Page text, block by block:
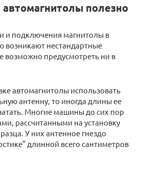
автомагнитолы полезно
и подключения магнитолы в
возникают нестандартные
возможно предусмотреть ни в
автомагнитолы использовать
антенну, то иногда длины ее
Многие машины до сих пор
рассчитанными на установку
У них антенное гнездо
длинной всего сантиметров